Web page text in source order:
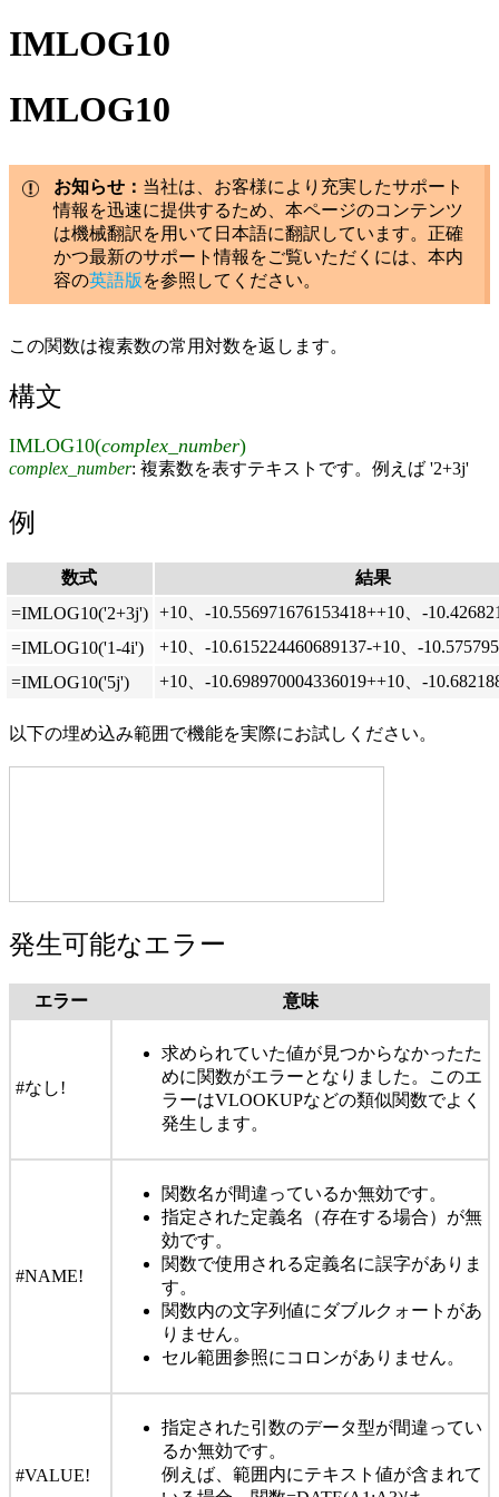
IMLOG10
IMLOG10
お知らせ： 当社は、お客様により充実したサポート
情報を迅速に提供するため、本ページのコンテンツ
は機械翻訳を用いて日本語に翻訳しています。正確
かつ最新のサポート情報をご覧いただくには、本内
容の英語版 を参照してください。
この関数は複素数の常用対数を返します。
構文
IMLOG10(complex_number)
complex_number: 複素数を表すテキストです。例えば '2+3j'
例
数式
結果
=IMLOG10('2+3j') +10、-10.556971676153418++10、-
=IMLOG10('1-4i')
+10、-10.615224460689137-+10、-
=IMLOG10('5j')
+10、-10.698970004336019++10、-
以下の埋め込み範囲で機能を実際にお試しください。
発生可能なエラー
エラー 意味
#なし!
求められていた値が見つからなかったた
めに関数がエラーとなりました。このエ
ラーはVLOOKUPなどの類似関数でよく
発生します。
#NAME!
関数名が間違っているか無効です。
指定された定義名（存在する場合）が無
効です。
関数で使用される定義名に誤字がありま
す。
関数内の文字列値にダブルクォートがあ
りません。
セル範囲参照にコロンがありません。
#VALUE!
指定された引数のデータ型が間違ってい
るか無効です。
例えば、範囲内にテキスト値が含まれて